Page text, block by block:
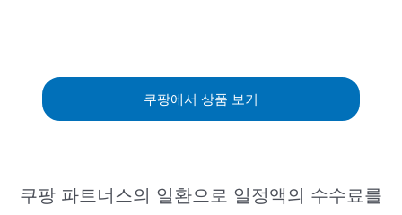
쿠팡에서 상품 보기
쿠팡 파트너스의 일환으로 일정액의 수수료를